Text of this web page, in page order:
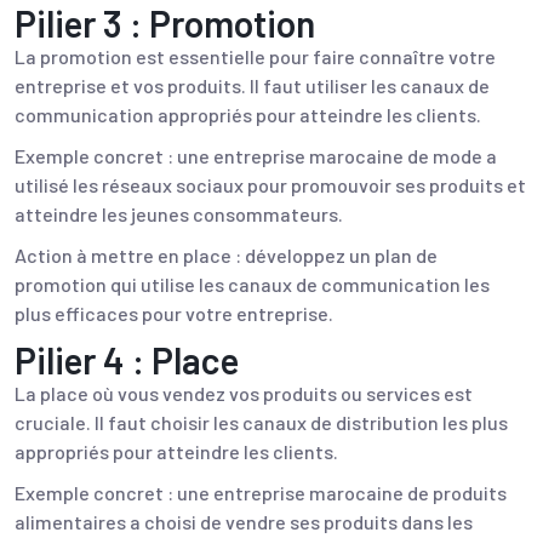
Pilier 3 : Promotion
La promotion est essentielle pour faire connaître votre
entreprise et vos produits. Il faut utiliser les canaux de
communication appropriés pour atteindre les clients.
Exemple concret : une entreprise marocaine de mode a
utilisé les réseaux sociaux pour promouvoir ses produits et
atteindre les jeunes consommateurs.
Action à mettre en place : développez un plan de
promotion qui utilise les canaux de communication les
plus efficaces pour votre entreprise.
Pilier 4 : Place
La place où vous vendez vos produits ou services est
cruciale. Il faut choisir les canaux de distribution les plus
appropriés pour atteindre les clients.
Exemple concret : une entreprise marocaine de produits
alimentaires a choisi de vendre ses produits dans les